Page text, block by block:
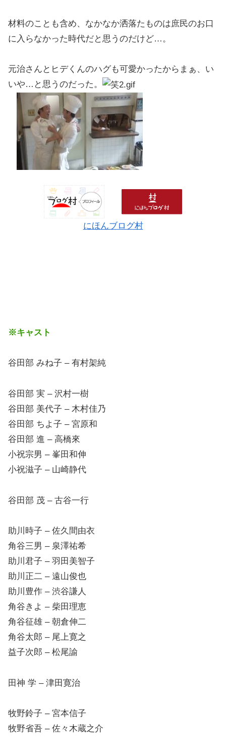
材料のことも含め、なかなか洒落たものは庶民のお口
に入らなかった時代だと思うのだけど…。
元治さんとヒデくんのハグも可愛かったからまぁ、い
いや…と思うのだった。
にほんブログ村
※キャスト
谷田部 みね子 – 有村架純
谷田部 実 – 沢村一樹
谷田部 美代子 – 木村佳乃
谷田部 ちよ子 – 宮原和
谷田部 進 – 高橋來
小祝宗男 – 峯田和伸
小祝滋子 – 山崎静代
谷田部 茂 – 古谷一行
助川時子 – 佐久間由衣
角谷三男 – 泉澤祐希
助川君子 – 羽田美智子
助川正二 – 遠山俊也
助川豊作 – 渋谷謙人
角谷きよ – 柴田理恵
角谷征雄 – 朝倉伸二
角谷太郎 – 尾上寛之
益子次郎 – 松尾諭
田神 学 – 津田寛治
牧野鈴子 – 宮本信子
牧野省吾 – 佐々木蔵之介